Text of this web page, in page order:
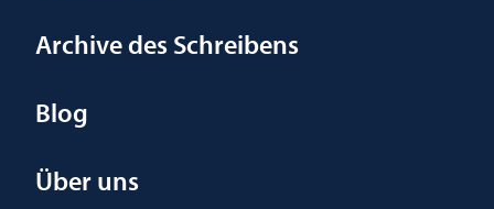
Archive des Schreibens
Blog
Über uns